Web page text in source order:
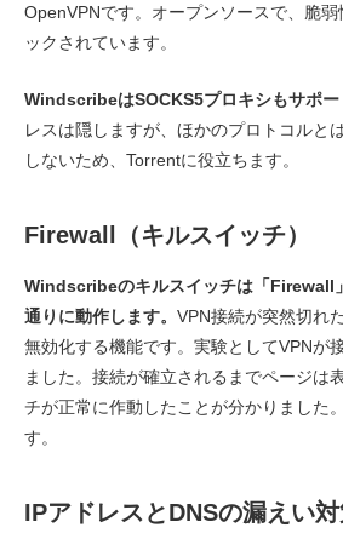
OpenVPNです。オープンソースで、脆弱
ックされています。
WindscribeはSOCKS5プロキシもサポー
レスは隠しますが、ほかのプロトコルと
しないため、Torrentに役立ちます。
Firewall（キルスイッチ）
Windscribeのキルスイッチは「Firewall
通りに動作します。 VPN接続が突然切れ
無効化する機能です。実験としてVPNが
ました。接続が確立されるまでページは
チが正常に作動したことが分かりました
す。
IPアドレスとDNSの漏えい